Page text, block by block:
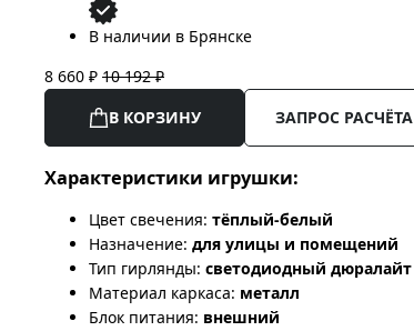
В наличии в Брянске
8 660 ₽ 10 192 ₽
В КОРЗИНУ
ЗАПРОС РАСЧЁТА
Характеристики игрушки:
Цвет свечения: тёплый-белый
Назначение: для улицы и помещений
Тип гирлянды: светодиодный дюралайт
Материал каркаса: металл
Блок питания: внешний